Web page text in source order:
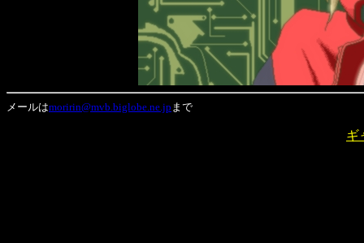
メールはmoririn@mvb.biglobe.ne.jp まで
ギ